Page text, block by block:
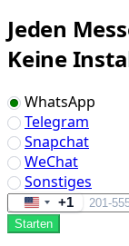
Jeden
Keine
WhatsApp
Telegram
Snapchat
WeChat
Sonstiges
United
States
+1
Starten